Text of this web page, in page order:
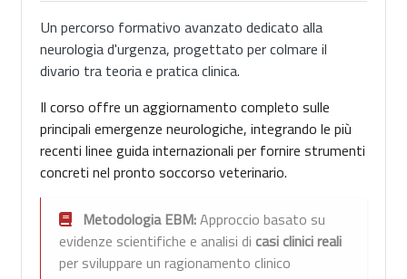
Un percorso formativo avanzato dedicato alla
neurologia d'urgenza, progettato per colmare il
divario tra teoria e pratica clinica.
Il corso offre un aggiornamento completo sulle
principali emergenze neurologiche, integrando le più
recenti linee guida internazionali per fornire strumenti
concreti nel pronto soccorso veterinario.
Metodologia EBM:Approccio basato su
evidenze scientifiche e analisi di casi clinici reali
per sviluppare un ragionamento clinico